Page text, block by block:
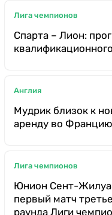
Лига чемпионов
Спарта – Лион:
Англия
Мудрик близок к
аренду во Францию
Лига чемпионов
Юнион Сент-
первый матч
раунда Лиги